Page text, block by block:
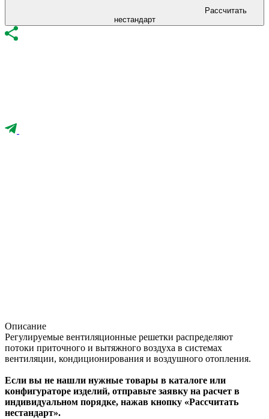
Рассчитать
нестандарт
Описание
Регулируемые вентиляционные решетки распределяют
потоки приточного и вытяжного воздуха в системах
вентиляции, кондиционирования и воздушного отопления.
Если вы не нашли нужные товары в каталоге или
конфигураторе изделий, отправьте заявку на расчет в
индивидуальном порядке, нажав кнопку «Рассчитать
нестандарт».